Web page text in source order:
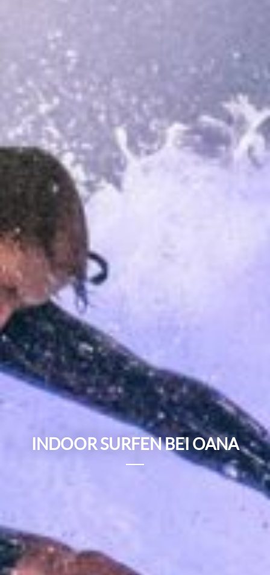
INDOOR SURFEN BEI OANA